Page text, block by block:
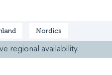
Nordics
regional availability.